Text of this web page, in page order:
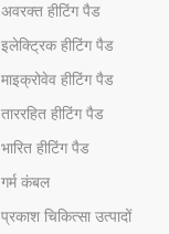
अवरक्त हीटिंग पैड
इलेक्ट्रिक हीटिंग पैड
माइक्रोवेव हीटिंग पैड
ताररहित हीटिंग पैड
भारित हीटिंग पैड
गर्म कंबल
प्रकाश चिकित्सा उत्पादों